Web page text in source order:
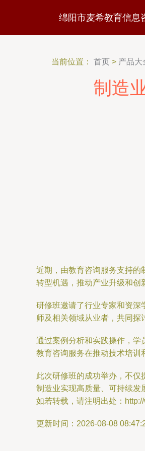
绵阳市麦希教育信息
当前位置： 首页 > 产品大
制造
近期，由教育咨询服务支持的
转型机遇，推动产业升级和创
研修班邀请了行业专家和资深
师及相关领域从业者，共同探
通过案例分析和实践操作，学
教育咨询服务在推动技术培训
此次研修班的成功举办，不
制造业实现高质量、可持续发
如若转载，请注明出处：
更新时间：2026-08-08